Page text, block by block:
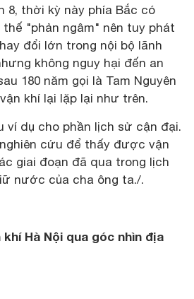
8, thời kỳ này phía Bắc có
thế "phản ngâm" nên tuy phát
đổi lớn trong nội bộ lãnh
không nguy hại đến an
180 năm gọi là Tam Nguyên
khí lại lặp lại như trên.
dụ cho phần lịch sử cận đại.
cứu để thấy được vận
giai đoạn đã qua trong lịch
nước của cha ông ta./.
khí Hà Nội qua góc nhìn địa